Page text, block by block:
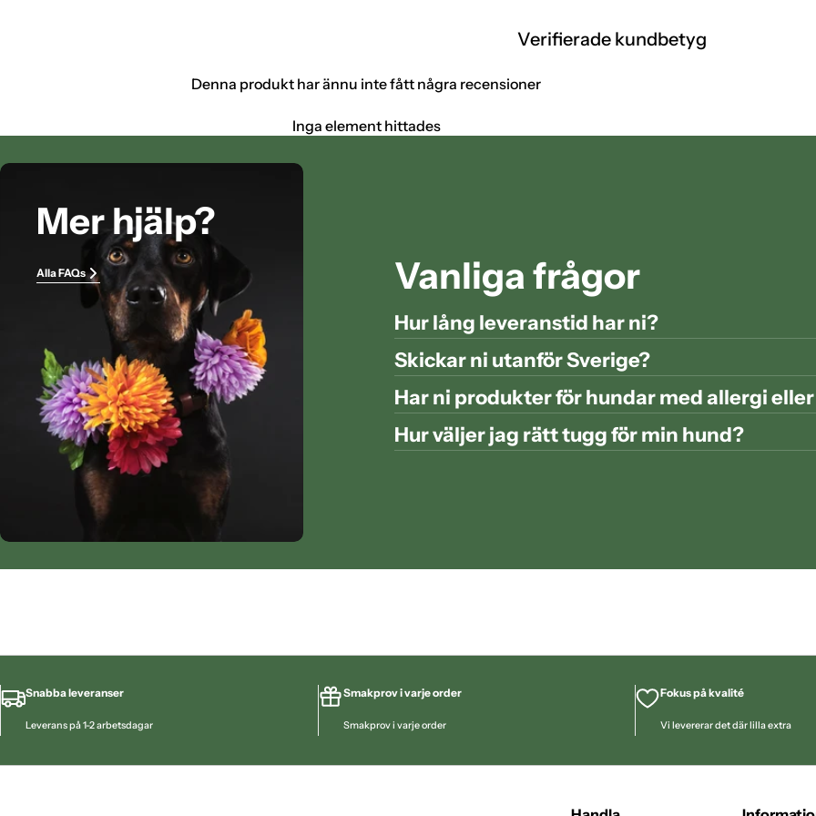
Verifierade kundbetyg
Denna produkt har ännu inte fått några recensioner
Inga element hittades
Mer hjälp?
Alla FAQs Vanliga frågor
Hur lång leveranstid har ni?
Skickar ni utanför Sverige?
Har ni produkter för hundar med allergi
Hur väljer jag rätt tugg för min hund?
Snabba leveranser
Leverans på 1-2 arbetsdagar
Smakprov i varje order
Smakprov i varje order
Fokus på kvalité
Vi levererar det där lilla extra